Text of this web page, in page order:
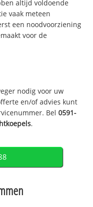
altijd voldoende
vaak meteen
een noodvoorziening
voor de
nodig voor uw
en/of advies kunt
Bel0591-
.